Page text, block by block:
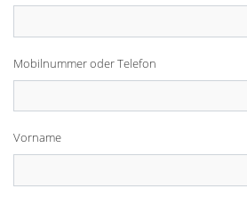
Mobilnummer oder Telefon
Vorname